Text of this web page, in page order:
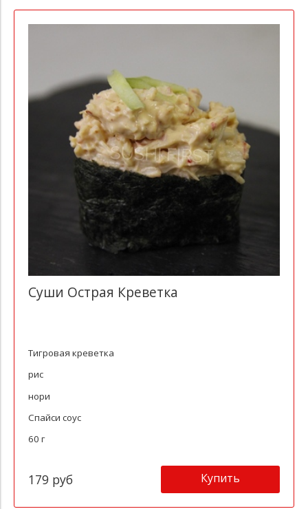
Суши Острая Креветка
Тигровая креветка
рис
нори
Спайси соус
60 г
179 руб Купить